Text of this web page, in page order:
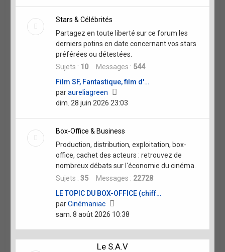
Stars & Célébrités
Partagez en toute liberté sur ce forum les
derniers potins en date concernant vos stars
préférées ou détestées.
Sujets : 10 Messages : 544
Film SF, Fantastique, film d'…
paraureliagreen
le
dim. 28 juin 2026 23:03
Box-Office & Business
Production, distribution, exploitation, box-
office, cachet des acteurs : retrouvez de
nombreux débats sur l'économie du cinéma.
Sujets :35 Messages : 22728
LE TOPIC DU BOX-OFFICE (chiff…
parCinémaniac
le
sam. 8 août 2026 10:38
Le S.A.V